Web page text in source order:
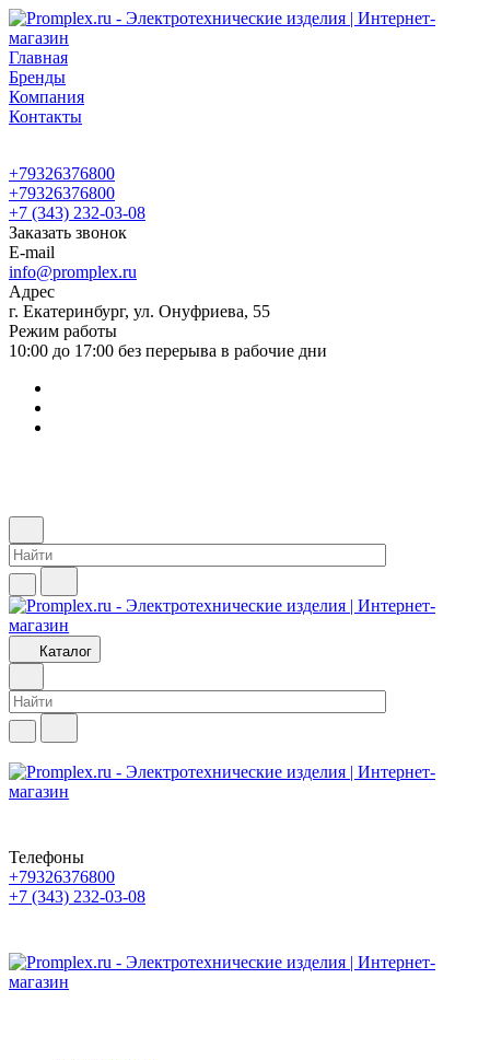
Главная
Бренды
Компания
Контакты
+79326376800
+79326376800
+7 (343) 232-03-08
Заказать звонок
E-mail
info@promplex.ru
Адрес
г. Екатеринбург, ул. Онуфриева, 55
Режим работы
10:00 до 17:00 без перерыва в рабочие дни
Каталог
Телефоны
+79326376800
+7 (343) 232-03-08